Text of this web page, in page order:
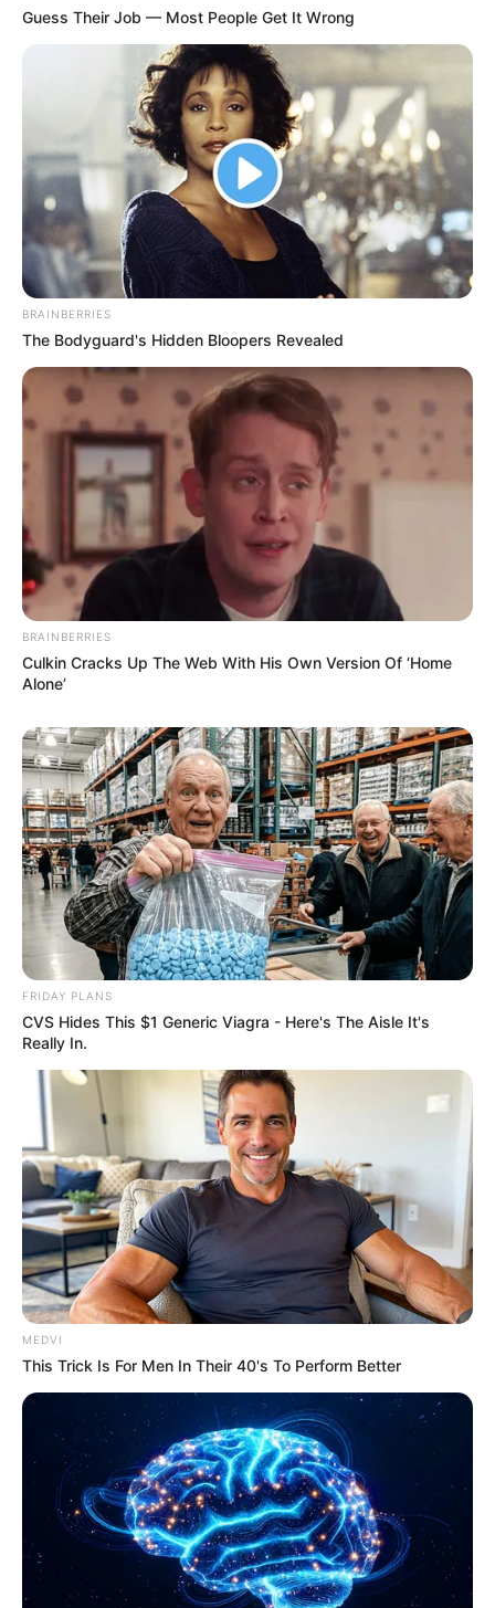
Guess Their Job — Most People Get It Wrong
BRAINBERRIES
The Bodyguard's Hidden Bloopers Revealed
BRAINBERRIES
Culkin Cracks Up The Web With His Own Version Of ‘Home
Alone’
FRIDAY PLANS
CVS Hides This $1 Generic Viagra - Here's The Aisle It's
Really In.
MEDVI
This Trick Is For Men In Their 40's To Perform Better